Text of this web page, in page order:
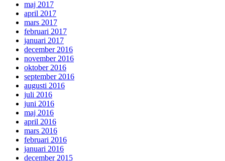
maj 2017
april 2017
mars 2017
februari 2017
januari 2017
december 2016
november 2016
oktober 2016
september 2016
augusti 2016
juli 2016
juni 2016
maj 2016
april 2016
mars 2016
februari 2016
januari 2016
december 2015